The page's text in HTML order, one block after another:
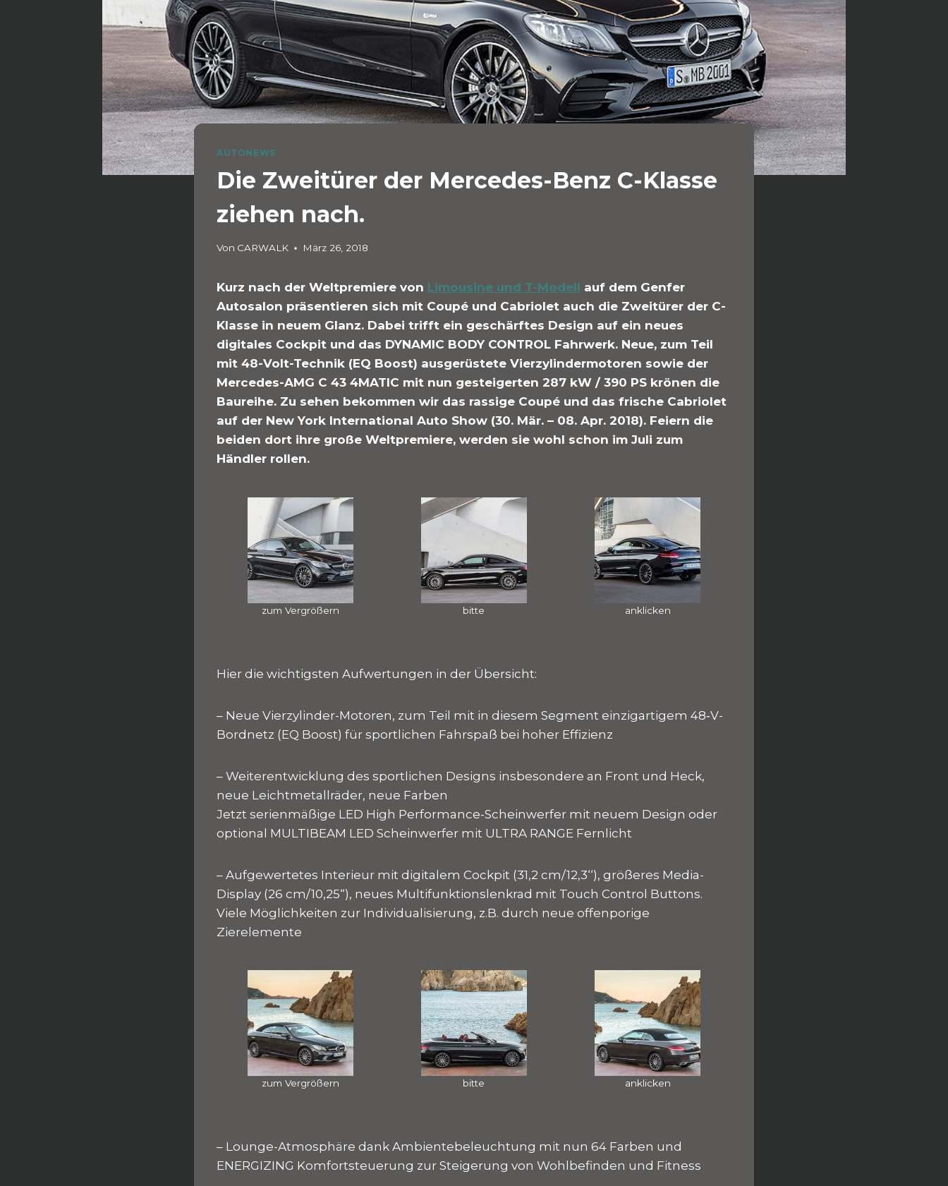
AUTONEWS
Die Zweitürer der Mercedes-Benz C-Klasse
ziehen nach.
Von CARWALK März 26, 2018
Kurz nach der Weltpremiere von Limousine und T-Modell auf dem Genfer
Autosalon präsentieren sich mit Coupé und Cabriolet auch die Zweitürer der C-
Klasse in neuem Glanz. Dabei trifft ein geschärftes Design auf ein neues
digitales Cockpit und das DYNAMIC BODY CONTROL Fahrwerk. Neue, zum Teil
mit 48-Volt-Technik (EQ Boost) ausgerüstete Vierzylindermotoren sowie der
Mercedes-AMG C 43 4MATIC mit nun gesteigerten 287 kW / 390 PS krönen die
Baureihe. Zu sehen bekommen wir das rassige Coupé und das frische Cabriolet
auf der New York International Auto Show (30. Mär. – 08. Apr. 2018). Feiern die
beiden dort ihre große Weltpremiere, werden sie wohl schon im Juli zum
Händler rollen.
zum Vergrößern bitte anklicken
Hier die wichtigsten Aufwertungen in der Übersicht:
– Neue Vierzylinder-Motoren, zum Teil mit in diesem Segment einzigartigem 48‑V-
Bordnetz (EQ Boost) für sportlichen Fahrspaß bei hoher Effizienz
– Weiterentwicklung des sportlichen Designs insbesondere an Front und Heck,
neue Leichtmetallräder, neue Farben
Jetzt serienmäßige LED High Performance-Scheinwerfer mit neuem Design oder
optional MULTIBEAM LED Scheinwerfer mit ULTRA RANGE Fernlicht
– Aufgewertetes Interieur mit digitalem Cockpit (31,2 cm/12,3‘‘), größeres Media-
Display (26 cm/10,25“), neues Multifunktionslenkrad mit Touch Control Buttons.
Viele Möglichkeiten zur Individualisierung, z.B. durch neue offenporige
Zierelemente
zum Vergrößern bitte anklicken
– Lounge-Atmosphäre dank Ambientebeleuchtung mit nun 64 Farben und
ENERGIZING Komfortsteuerung zur Steigerung von Wohlbefinden und Fitness